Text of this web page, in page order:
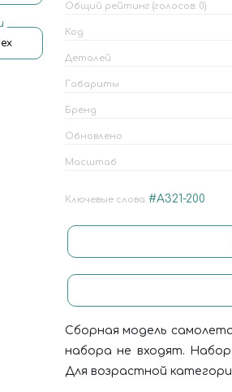
Общий рейтинг (голосов: 0)
Код
Деталей
Габариты
Бренд
Обновлено
Масштаб
Ключевые слова #A321-200
Сборная модель самолета
набора не входят. Набор
Для возрастной